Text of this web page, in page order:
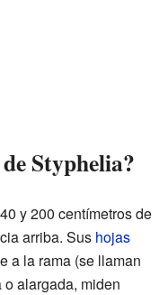
Styphelia?
y 200 centímetros de
arriba. Sus hojas
a la rama (se llaman
alargada, miden